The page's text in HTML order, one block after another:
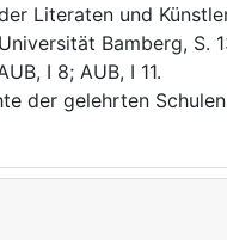
Literaten und
Bamberg, S.
I 8; AUB, I 11.
der gelehrten